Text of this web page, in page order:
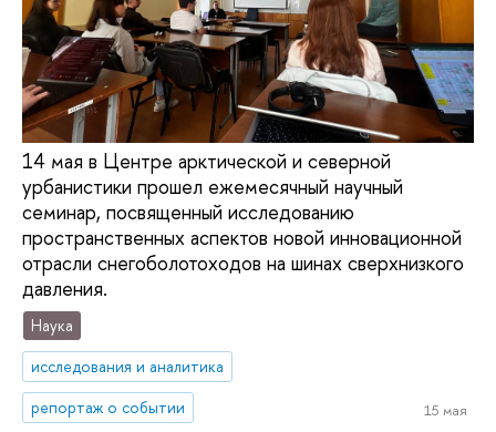
14 мая в Центре арктической и северной
урбанистики прошел ежемесячный научный
семинар, посвященный исследованию
пространственных аспектов новой инновационной
отрасли снегоболотоходов на шинах сверхнизкого
давления.
Наука
исследования и аналитика
репортаж о событии
15 мая